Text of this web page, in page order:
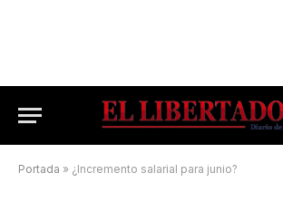
Portada » ¿Incremento salarial para junio?